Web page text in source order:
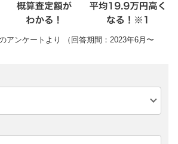
アンケートより （回答期間：2023年6月〜